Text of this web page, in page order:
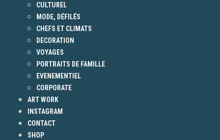
CULTUREL
MODE, DÉFILÉS
CHEFS ET CLIMATS
DECORATION
VOYAGES
PORTRAITS DE FAMILLE
EVENEMENTIEL
CORPORATE
ART WORK
INSTAGRAM
CONTACT
SHOP